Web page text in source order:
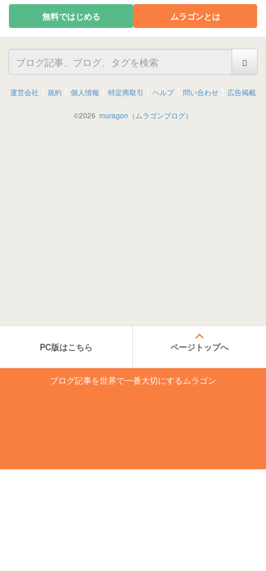
無料ではじめる ムラゴンとは
運営会社 規約 個人情報 特定商取引 ヘルプ 問い合わせ 広告掲載
©2026 muragon（ムラゴンブログ）
PC版はこちら ページトップへ
ブログ記事を世界で一番大切にするムラゴン